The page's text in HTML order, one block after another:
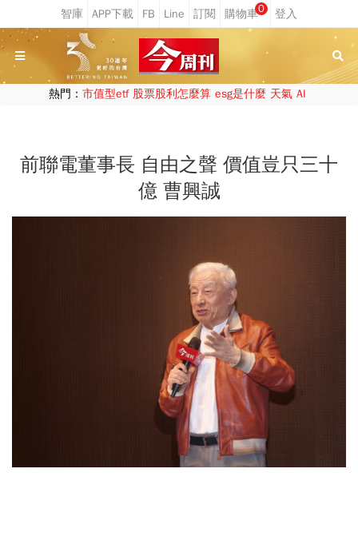
0
熱門： 市值型etf 股票股利怎麼算 esg是什麼 天氣 AI
前聯電董事長 自由之聲 價值豈只三十
億 曹興誠